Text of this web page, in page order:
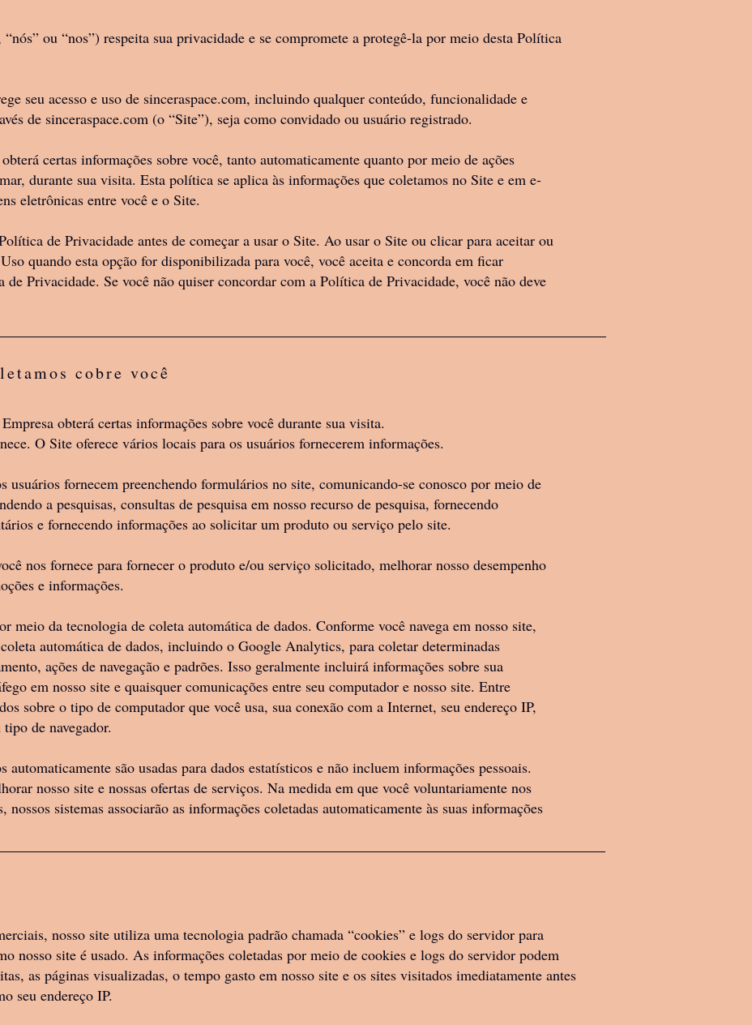
ou a organização que você representa. Ao concordar com as
(“usuário”, “você”, “seu” ou “seu”), de um lado, e Sincera Space
ou “nosso”), empresa constituída e existente sob CNPJ
outro lado.
físicas ou digitais.
Contrato. Se você não concordar com as disposições deste Contrato,
comprar ou usar nossos Produtos.
contidos em nossos Produtos ou em nosso site ou fornecidos
fotos, ilustrações, informações, dados, software, arquivos de vídeo
a seleção e organização dos mesmos são de propriedade da
licenciadores e são protegidos por leis de direitos autorais e
propriedade intelectual.
de propriedade intelectual de terceiros e esperamos que os
façam o mesmo. Concedemos a você um direito (licença)
intransferível e não sublicenciável para usar nossos Produtos
ou comercial interno.
reproduzir, duplicar, copiar, vender, revender ou explorar qualquer
Ferramenta/ Publicação ou a qualquer contato no site através do
sem a permissão expressa por escrito de nós.
“como está” e “conforme disponível”. A Sincera Space se isenta
garantia de que: (a) os Produtos atenderão a todos os seus
ou (b) os Produtos fornecerão resultados precisos, confiáveis ​​ou
Qualquer suporte, atualizações, aprimoramentos ou
podem ser fornecidos somente mediante acordo mútuo separado
ou por meio de nossos serviços ou de qualquer um dos Produtos,
ou garantia nossa para alcançar o resultado desejado. Você é o
o único risco decorrente de qualquer uso ou dependência de
ou “nos”) respeita sua privacidade e se compromete a protegê-la por meio desta Política
seu acesso e uso de sinceraspace.com, incluindo qualquer conteúdo, funcionalidade e
de sinceraspace.com (o “Site”), seja como convidado ou usuário registrado.
certas informações sobre você, tanto automaticamente quanto por meio de ações
durante sua visita. Esta política se aplica às informações que coletamos no Site e em e-
eletrônicas entre você e o Site.
de Privacidade antes de começar a usar o Site. Ao usar o Site ou clicar para aceitar ou
quando esta opção for disponibilizada para você, você aceita e concorda em ficar
Privacidade. Se você não quiser concordar com a Política de Privacidade, você não deve
cobre você
obterá certas informações sobre você durante sua visita.
O Site oferece vários locais para os usuários fornecerem informações.
usuários fornecem preenchendo formulários no site, comunicando-se conosco por meio de
a pesquisas, consultas de pesquisa em nosso recurso de pesquisa, fornecendo
e fornecendo informações ao solicitar um produto ou serviço pelo site.
nos fornece para fornecer o produto e/ou serviço solicitado, melhorar nosso desempenho
e informações.
meio da tecnologia de coleta automática de dados. Conforme você navega em nosso site,
automática de dados, incluindo o Google Analytics, para coletar determinadas
ações de navegação e padrões. Isso geralmente incluirá informações sobre sua
em nosso site e quaisquer comunicações entre seu computador e nosso site. Entre
sobre o tipo de computador que você usa, sua conexão com a Internet, seu endereço IP,
de navegador.
automaticamente são usadas para dados estatísticos e não incluem informações pessoais.
nosso site e nossas ofertas de serviços. Na medida em que você voluntariamente nos
nossos sistemas associarão as informações coletadas automaticamente às suas informações
nosso site utiliza uma tecnologia padrão chamada “cookies” e logs do servidor para
nosso site é usado. As informações coletadas por meio de cookies e logs do servidor podem
as páginas visualizadas, o tempo gasto em nosso site e os sites visitados imediatamente antes
seu endereço IP.